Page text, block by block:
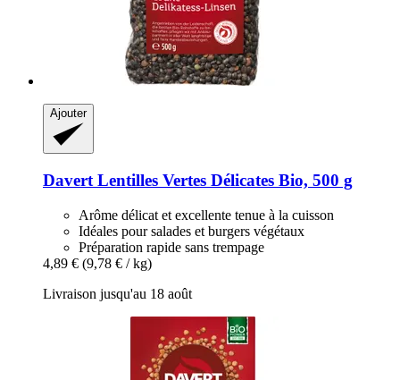
Ajouter
Davert Lentilles Vertes Délicates Bio, 500 g
Arôme délicat et excellente tenue à la cuisson
Idéales pour salades et burgers végétaux
Préparation rapide sans trempage
4,89 € (9,78 € / kg)
Livraison jusqu'au 18 août